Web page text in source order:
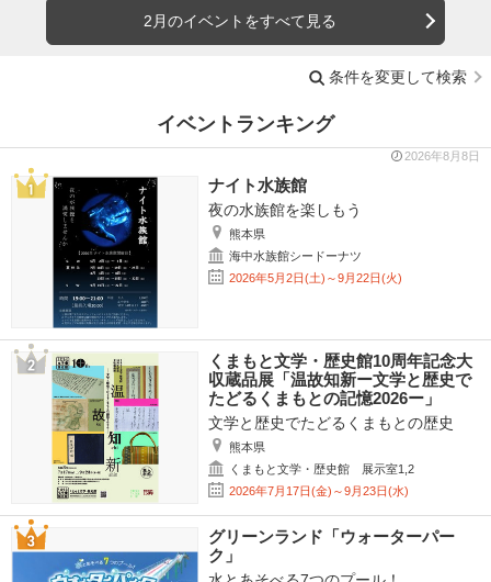
2月のイベントをすべて見る
条件を変更して検索
イベントランキング
2026年8月8日
ナイト水族館
夜の水族館を楽しもう
熊本県
海中水族館シードーナツ
2026年5月2日(土)～9月22日(火)
くまもと文学・歴史館10周年記念大
収蔵品展「温故知新ー文学と歴史で
たどるくまもとの記憶2026ー」
文学と歴史でたどるくまもとの歴史
熊本県
くまもと文学・歴史館 展示室1,2
2026年7月17日(金)～9月23日(水)
グリーンランド「ウォーターパー
ク」